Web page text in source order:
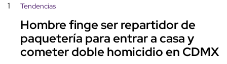
1 Tendencias
Hombre finge ser repartidor de
paquetería para entrar a casa y
cometer doble homicidio en CDMX